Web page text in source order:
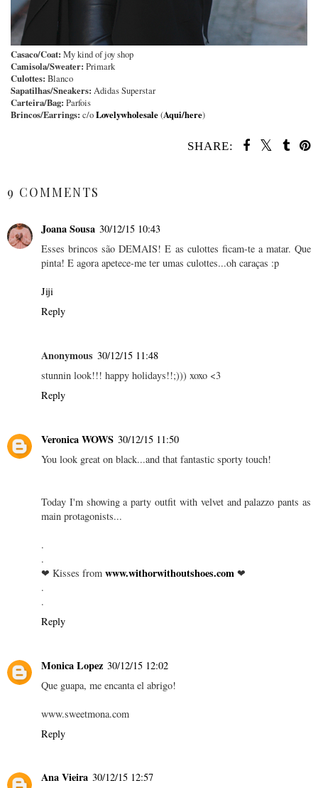
Casaco/Coat: My kind of joy shop
Camisola/Sweater: Primark
Culottes: Blanco
Sapatilhas/Sneakers: Adidas Superstar
Carteira/Bag: Parfois
Brincos/Earrings: c/oLovelywholesale(Aqui/here)
SHARE:
9 COMMENTS
Joana Sousa 30/12/15 10:43
Esses brincos são DEMAIS! E as culottes ficam-te a matar. Que
pinta! E agora apetece-me ter umas culottes...oh caraças :p
Jiji
Reply
Anonymous 30/12/15 11:48
stunnin look!!! happy holidays!!;))) xoxo <3
Reply
Veronica WOWS 30/12/15 11:50
You look great on black...and that fantastic sporty touch!
Today I'm showing a party outfit with velvet and palazzo pants as
main protagonists...
.
.
❤ Kisses from www.withorwithoutshoes.com ❤
.
.
Reply
Monica Lopez 30/12/15 12:02
Que guapa, me encanta el abrigo!
www.sweetmona.com
Reply
Ana Vieira 30/12/15 12:57